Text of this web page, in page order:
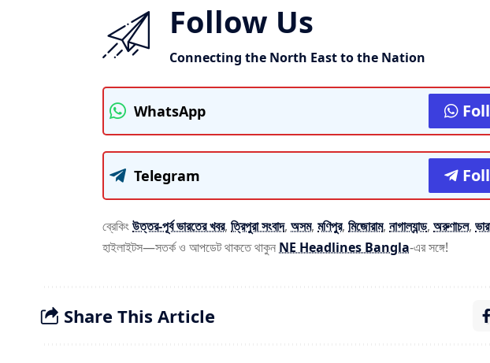
Follow Us
Connecting the North East to the Nation
WhatsApp
Telegram
ব্রেকিংউত্তর-পূর্ব ভারতের খবর, ত্রিপুরা সংবাদ, অসম, মণিপুর, মিজোরাম, নাগাল্যান্ড, অরুণাচল,
হাইলাইটস—সতর্ক ও আপডেট থাকতে থাকুনNE Headlines Bangla-এর সঙ্গে!
Share This Article